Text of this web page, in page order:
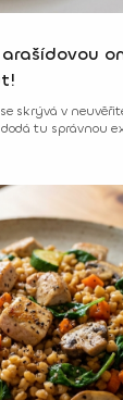
arašídovou
skrývá v
tu správnou
který tě nabije